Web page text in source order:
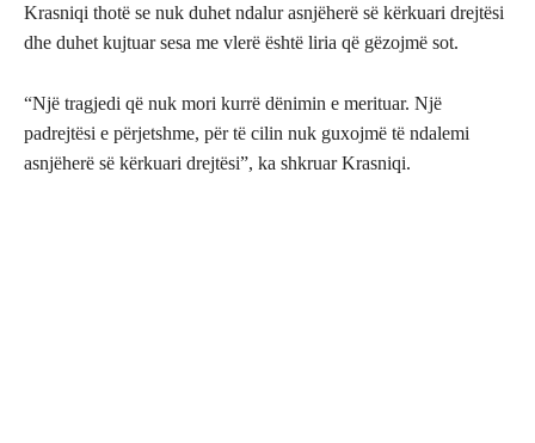
Krasniqi thotë se nuk duhet ndalur asnjëherë së kërkuari drejtësi
dhe duhet kujtuar sesa me vlerë është liria që gëzojmë sot.
“Një tragjedi që nuk mori kurrë dënimin e merituar. Një
padrejtësi e përjetshme, për të cilin nuk guxojmë të ndalemi
asnjëherë së kërkuari drejtësi”, ka shkruar Krasniqi.